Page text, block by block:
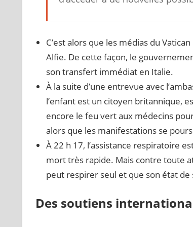
C’est alors que les médias du
Alfie. De cette façon, le
son transfert immédiat en Italie.
À la suite d’une entrevue avec
l’enfant est un citoyen britannique,
encore le feu vert aux médecins
alors que les manifestations se
À 22 h 17, l’assistance respiratoire
mort très rapide. Mais contre toute
peut respirer seul et que son état de
Des soutiens